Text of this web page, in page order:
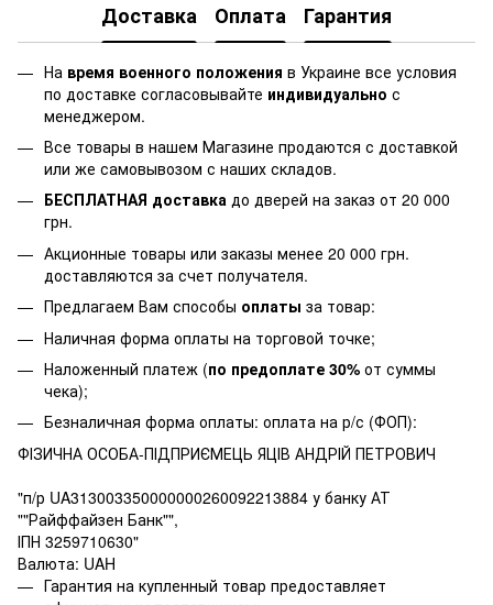
Доставка Оплата Гарантия
На время военного положения в Украине все условия
по доставке согласовывайте индивидуально с
менеджером.
Все товары в нашем Магазине продаются с доставкой
или же самовывозом с наших складов.
БЕСПЛАТНАЯ доставка до дверей на заказ от 20 000
грн.
Акционные товары или заказы менее 20 000 грн.
доставляются за счет получателя.
Предлагаем Вам способы оплаты за товар:
Наличная форма оплаты на торговой точке;
Наложенный платеж (по предоплате 30% от суммы
чека);
Безналичная форма оплаты: оплата на р/с (ФОП):
ФІЗИЧНА ОСОБА-ПІДПРИЄМЕЦЬ ЯЦІВ АНДРІЙ ПЕТРОВИЧ
"п/р UA313003350000000260092213884 у банку АТ
""Райффайзен Банк"",
ІПН 3259710630"
Валюта: UAH
Гарантия на купленный товар предоставляет